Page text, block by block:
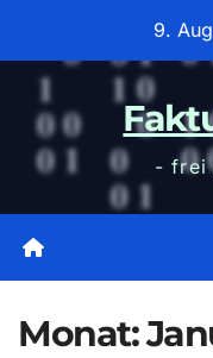
9.
- frei
Monat: